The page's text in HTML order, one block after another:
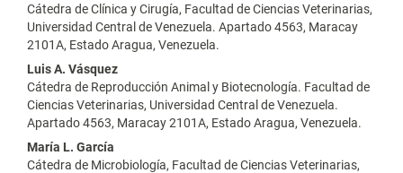
Cátedra de Clínica y Cirugía, Facultad de Ciencias Veterinarias,
Universidad Central de Venezuela. Apartado 4563, Maracay
2101A, Estado Aragua, Venezuela.
Luis A. Vásquez
Cátedra de Reproducción Animal y Biotecnología. Facultad de
Ciencias Veterinarias, Universidad Central de Venezuela.
Apartado 4563, Maracay 2101A, Estado Aragua, Venezuela.
María L. García
Cátedra de Microbiología, Facultad de Ciencias Veterinarias,